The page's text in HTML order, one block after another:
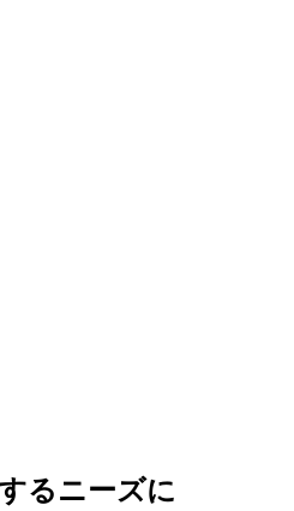
るニーズに